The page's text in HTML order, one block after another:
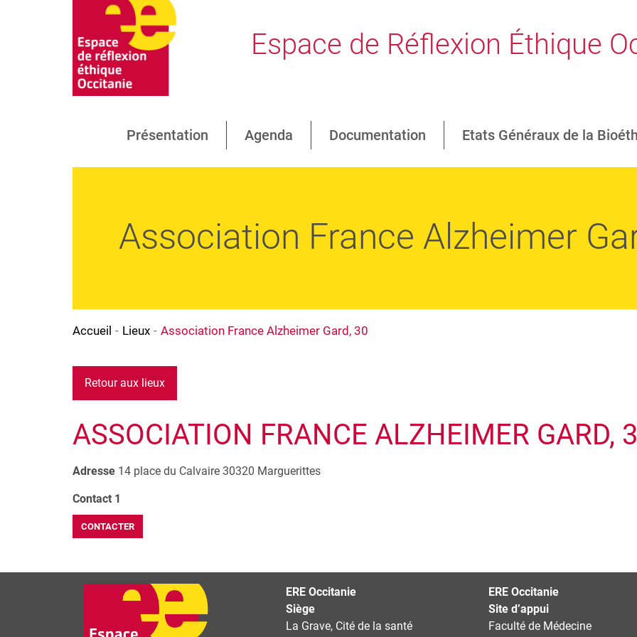
Espace de Réflexion Éthique
Présentation Agenda Documentation Etats Généraux de la
Association France Alzheimer
Accueil Lieux Association France Alzheimer Gard, 30
Retour aux lieux
ASSOCIATION FRANCE ALZHEIMER GARD,
Adresse 14 place du Calvaire 30320 Marguerittes
Contact 1
CONTACTER
+
−
ERE Occitanie
Siège
La Grave, Cité de la santé
ERE Occitanie
Site d’appui
Faculté de Médecine